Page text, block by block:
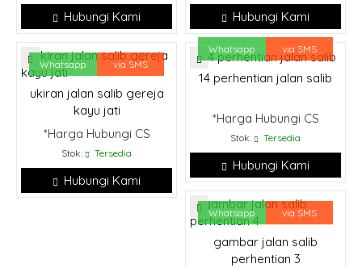
Hubungi Kami Hubungi Kami
Whatsapp via SMS
ukiran jalan salib gereja
kayu jati
*Harga Hubungi CS
Stok: Tersedia
Hubungi Kami
Whatsapp via SMS
14 perhentian jalan salib
*Harga Hubungi CS
Stok: Tersedia
Hubungi Kami
Whatsapp via SMS
gambar jalan salib
perhentian 3